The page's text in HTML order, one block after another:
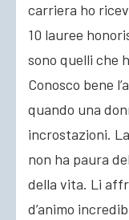
carriera ho
10 lauree
sono quelli che
Conosco bene
quando una
incrostazioni.
non ha paura
della vita. Li
d’animo